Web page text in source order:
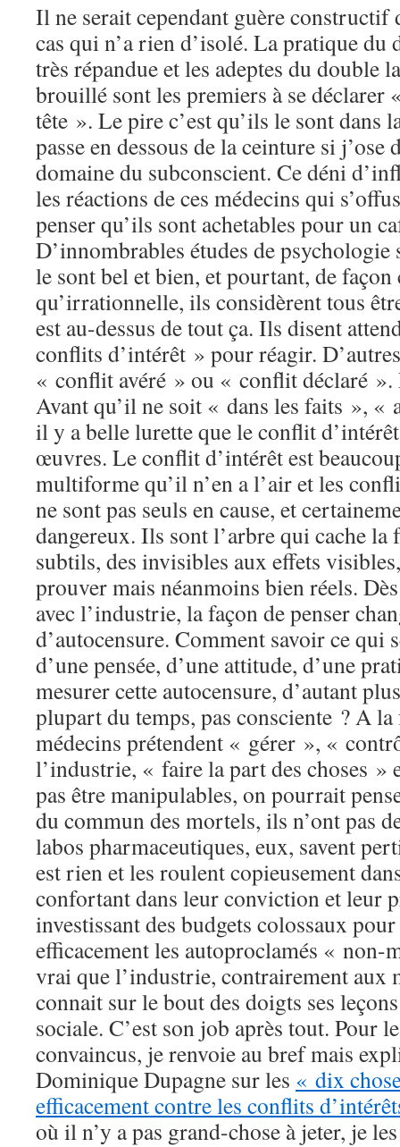
Il ne serait cependant guère constructif
cas qui n’a rien d’isolé. La pratique du
très répandue et les adeptes du double
brouillé sont les premiers à se déclarer
tête ». Le pire c’est qu’ils le sont dans
passe en dessous de la ceinture si j’ose
domaine du subconscient. Ce déni
les réactions de ces médecins qui
penser qu’ils sont achetables pour un
D’innombrables études de
le sont bel et bien, et pourtant, de
qu’irrationnelle, ils considèrent tous
est au-dessus de tout ça. Ils disent
conflits d’intérêt » pour réagir.
« conflit avéré » ou « conflit déclaré ».
Avant qu’il ne soit « dans les faits », «
il y a belle lurette que le conflit
œuvres. Le conflit d’intérêt est
multiforme qu’il n’en a l’air et les
ne sont pas seuls en cause, et
dangereux. Ils sont l’arbre qui cache
subtils, des invisibles aux effets
prouver mais néanmoins bien réels.
avec l’industrie, la façon de penser
d’autocensure. Comment savoir ce qui
d’une pensée, d’une attitude, d’une
mesurer cette autocensure, d’autant
plupart du temps, pas consciente ? A la
médecins prétendent « gérer », «
l’industrie, « faire la part des choses »
pas être manipulables, on pourrait
du commun des mortels, ils n’ont pas
labos pharmaceutiques, eux, savent
est rien et les roulent copieusement
confortant dans leur conviction et leur
investissant des budgets colossaux
efficacement les autoproclamés « non-
vrai que l’industrie, contrairement aux
connait sur le bout des doigts ses
sociale. C’est son job après tout. Pour
convaincus, je renvoie au bref mais
Dominique Dupagne sur les « dix
efficacement contre les conflits
où il n’y a pas grand-chose à jeter, je